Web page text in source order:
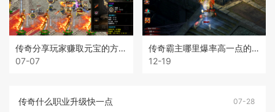
传奇分享玩家赚取元宝的方法
07-07
传奇霸主哪里爆率高一点的装备
12-19
传奇什么职业升级快一点 07-28